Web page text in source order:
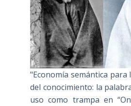
"Economía semántica para
del conocimiento: la
uso como trampa en